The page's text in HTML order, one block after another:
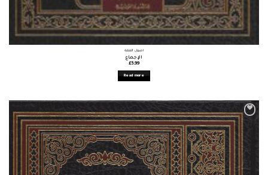
أصول الفقه
الإجماع
£5.99
Read more